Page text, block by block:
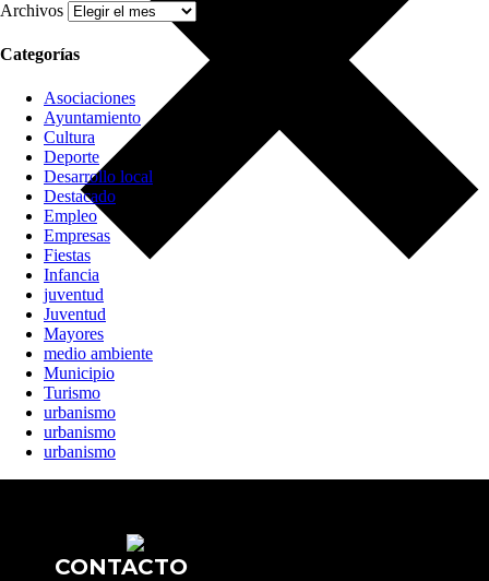
Archivos
Categorías
Asociaciones
Ayuntamiento
Cultura
Deporte
Desarrollo local
Destacado
Empleo
Empresas
Fiestas
Infancia
juventud
Juventud
Mayores
medio ambiente
Municipio
Turismo
urbanismo
urbanismo
urbanismo
CONTACTO